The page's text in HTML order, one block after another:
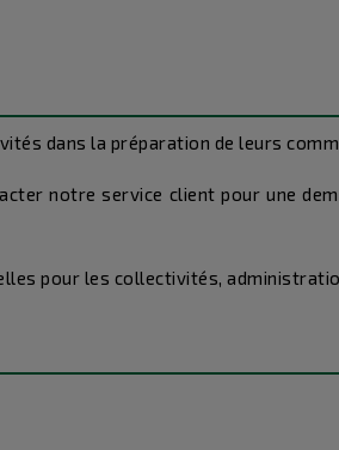
dans la préparation de leurs
notre service client pour une
pour les collectivités,